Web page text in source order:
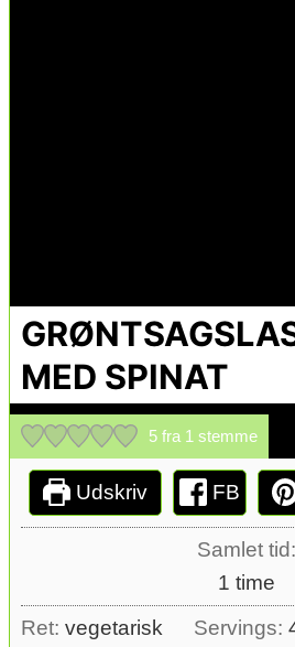
MED SPINAT
5fra 1 stemme
Udskriv FB
Samlet tid:
1 time
time
Ret: vegetarisk Servings: